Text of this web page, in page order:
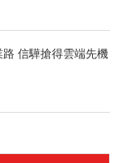
信驊搶得雲端先機